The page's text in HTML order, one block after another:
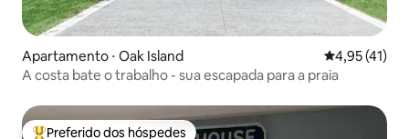
Apartamento ⋅ Oak Island 4,95 de uma
4,95 (41)
A costa bate o trabalho - sua escapada para a praia
Preferido dos hóspedes